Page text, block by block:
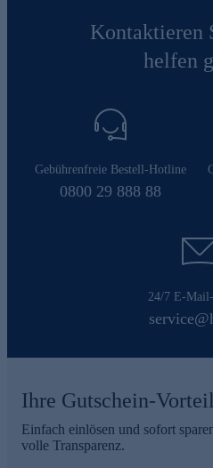
Kontaktieren
helfen
Gebührenfreie Bestell-Hotline
0800 29 888 88
24/7 E-
Ihre Gutschein-
Einfach einlösen und sofort
volle Transparenz.